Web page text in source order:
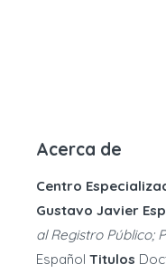
Acerca de
Centro
Gustavo Javier
al Registro Público;
Español Titulos